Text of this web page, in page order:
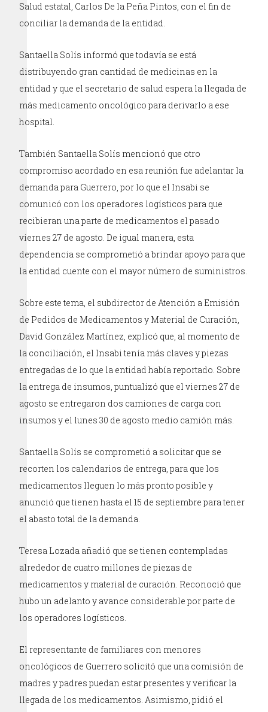
Salud estatal, Carlos De la Peña Pintos, con el fin de
conciliar la demanda de la entidad.
Santaella Solís informó que todavía se está
distribuyendo gran cantidad de medicinas en la
entidad y que el secretario de salud espera la llegada de
más medicamento oncológico para derivarlo a ese
hospital.
También Santaella Solís mencionó que otro
compromiso acordado en esa reunión fue adelantar la
demanda para Guerrero, por lo que el Insabi se
comunicó con los operadores logísticos para que
recibieran una parte de medicamentos el pasado
viernes 27 de agosto. De igual manera, esta
dependencia se comprometió a brindar apoyo para que
la entidad cuente con el mayor número de suministros.
Sobre este tema, el subdirector de Atención a Emisión
de Pedidos de Medicamentos y Material de Curación,
David González Martínez, explicó que, al momento de
la conciliación, el Insabi tenía más claves y piezas
entregadas de lo que la entidad había reportado. Sobre
la entrega de insumos, puntualizó que el viernes 27 de
agosto se entregaron dos camiones de carga con
insumos y el lunes 30 de agosto medio camión más.
Santaella Solís se comprometió a solicitar que se
recorten los calendarios de entrega, para que los
medicamentos lleguen lo más pronto posible y
anunció que tienen hasta el 15 de septiembre para tener
el abasto total de la demanda.
Teresa Lozada añadió que se tienen contempladas
alrededor de cuatro millones de piezas de
medicamentos y material de curación. Reconoció que
hubo un adelanto y avance considerable por parte de
los operadores logísticos.
El representante de familiares con menores
oncológicos de Guerrero solicitó que una comisión de
madres y padres puedan estar presentes y verificar la
llegada de los medicamentos. Asimismo, pidió el